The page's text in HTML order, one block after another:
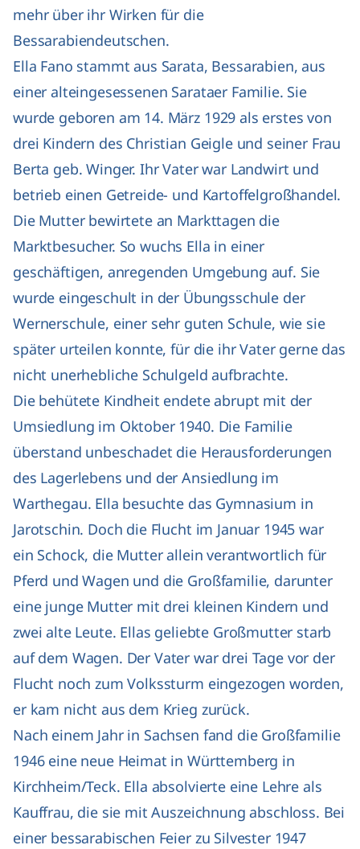
mehr über ihr Wirken für die
Bessarabiendeutschen.
Ella Fano stammt aus Sarata, Bessarabien, aus
einer alteingesessenen Sarataer Familie. Sie
wurde geboren am 14. März 1929 als erstes von
drei Kindern des Christian Geigle und seiner Frau
Berta geb. Winger. Ihr Vater war Landwirt und
betrieb einen Getreide- und Kartoffelgroßhandel.
Die Mutter bewirtete an Markttagen die
Marktbesucher. So wuchs Ella in einer
geschäftigen, anregenden Umgebung auf. Sie
wurde eingeschult in der Übungsschule der
Wernerschule, einer sehr guten Schule, wie sie
später urteilen konnte, für die ihr Vater gerne das
nicht unerhebliche Schulgeld aufbrachte.
Die behütete Kindheit endete abrupt mit der
Umsiedlung im Oktober 1940. Die Familie
überstand unbeschadet die Herausforderungen
des Lagerlebens und der Ansiedlung im
Warthegau. Ella besuchte das Gymnasium in
Jarotschin. Doch die Flucht im Januar 1945 war
ein Schock, die Mutter allein verantwortlich für
Pferd und Wagen und die Großfamilie, darunter
eine junge Mutter mit drei kleinen Kindern und
zwei alte Leute. Ellas geliebte Großmutter starb
auf dem Wagen. Der Vater war drei Tage vor der
Flucht noch zum Volkssturm eingezogen worden,
er kam nicht aus dem Krieg zurück.
Nach einem Jahr in Sachsen fand die Großfamilie
1946 eine neue Heimat in Württemberg in
Kirchheim/Teck. Ella absolvierte eine Lehre als
Kauffrau, die sie mit Auszeichnung abschloss. Bei
einer bessarabischen Feier zu Silvester 1947